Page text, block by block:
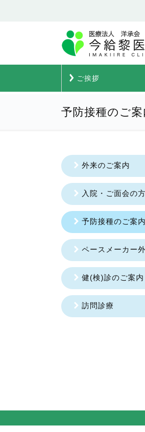
ご挨拶
TOP 診療のご案内
予防接種のご案
外来のご案内
入院・ご面会の方
予防接種のご案内
ペースメーカー
健(検)診のご案内
訪問診療